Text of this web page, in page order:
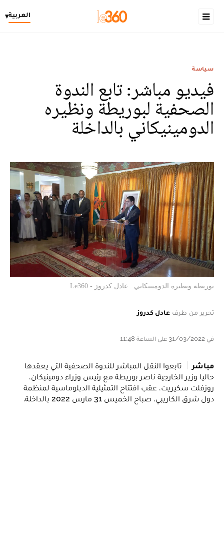
العربية▾
سياسة
فيديو مباشر: تابع الندوة
الصحفية لبوريطة ونظيره
الدومينيكاني بالداخلة
بوريطة ونظيره الدومينيكاني . عادل كدروز - Le360
تحرير من طرف عادل كدروز
في 31/03/2022 على الساعة 11:48
مباشر
تابعوا النقل المباشر للندوة الصحفية التي يعقدها
حاليا وزير الخارجية ناصر بوريطة مع رئيس وزراء دومينيكان،
روزفلت سكيريت، عقب افتتاح التمثيلية الدبلوماسية لمنظمة
دول شرق الكاريبي، صباح الخميس 31 مارس 2022 بالداخلة.